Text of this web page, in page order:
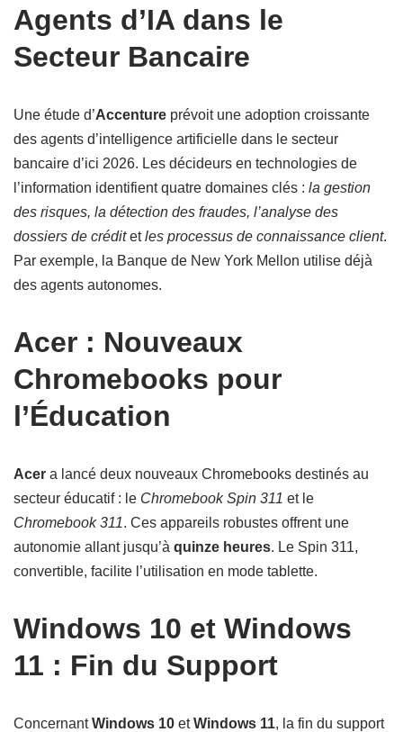
Agents d’IA dans le
Secteur Bancaire
Une étude d’Accenture prévoit une adoption croissante
des agents d’intelligence artificielle dans le secteur
bancaire d’ici 2026. Les décideurs en technologies de
l’information identifient quatre domaines clés : la gestion
des risques, la détection des fraudes, l’analyse des
dossiers de créditetles processus de connaissance client.
Par exemple, la Banque de New York Mellon utilise déjà
des agents autonomes.
Acer : Nouveaux
Chromebooks pour
l’Éducation
Acer a lancé deux nouveaux Chromebooks destinés au
secteur éducatif : le Chromebook Spin 311 et le
Chromebook 311. Ces appareils robustes offrent une
autonomie allant jusqu’à quinze heures. Le Spin 311,
convertible, facilite l’utilisation en mode tablette.
Windows 10 et Windows
11 : Fin du Support
ConcernantWindows 10 etWindows 11, la fin du support